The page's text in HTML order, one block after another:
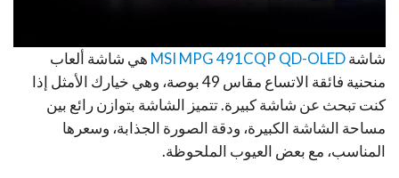
شاشةMSI MPG 491CQP QD-OLED هي شاشة ألعاب
منحنية فائقة الاتساع مقاس 49 بوصة، وهي خيارك الأمثل إذا
كنت تبحث عن شاشة كبيرة. تتميز الشاشة بتوازن رائع بين
مساحة الشاشة الكبيرة، ودقة الصورة الجذابة، وسعرها
المناسب، مع بعض العيوب الملحوظة.